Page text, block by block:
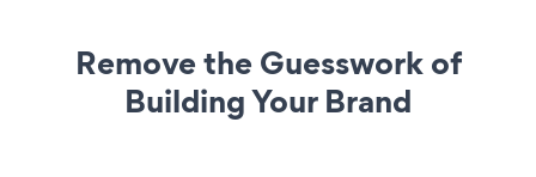
Remove the Guesswork of
Building Your Brand